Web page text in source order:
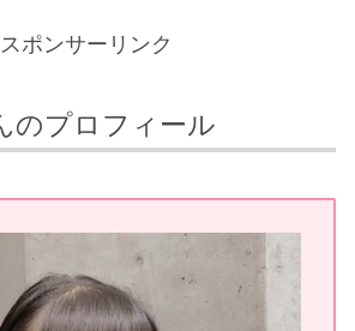
スポンサーリンク
のプロフィール